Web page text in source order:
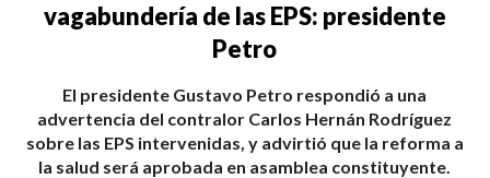
vagabundería de las EPS: presidente
Petro
El presidente Gustavo Petro respondió a una
advertencia del contralor Carlos Hernán Rodríguez
sobre las EPS intervenidas, y advirtió que la reforma a
la salud será aprobada en asamblea constituyente.